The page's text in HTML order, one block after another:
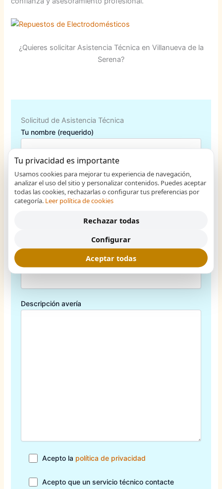
¿Quieres solicitar Asistencia Técnica en Villanueva de la
Serena?
Solicitud de Asistencia Técnica
Tu nombre (requerido)
Tu correo electrónico (requerido)
Teléfono de Contacto (requerido)
Descripción avería
Acepto la política de privacidad
Acepto que un servicio técnico contacte
Tu privacidad es importante
Usamos cookies para mejorar tu experiencia de navegación,
analizar el uso del sitio y personalizar contenidos. Puedes aceptar
todas las cookies, rechazarlas o configurar tus preferencias por
categoría. Leer política de cookies
Rechazar todas
Configurar
Aceptar todas